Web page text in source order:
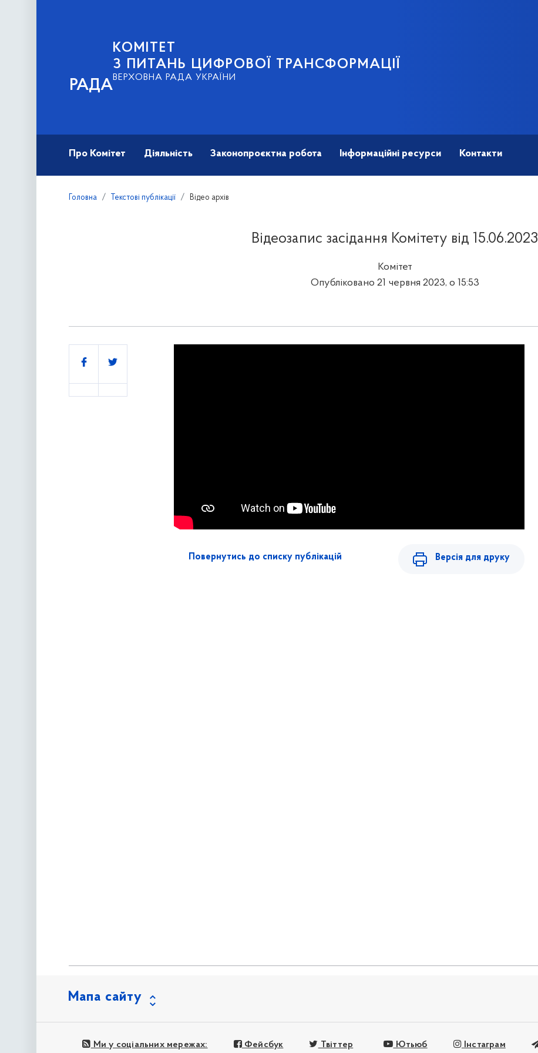
РАДА
КОМІТЕТ
З ПИТАНЬ ЦИФРОВОЇ ТРАНСФОРМАЦІЇ
ВЕРХОВНА РАДА УКРАЇНИ
Про Комітет Діяльність Законопроєктна робота Інформаційні ресурси Контакти
Головна Текстові публікації Відео архів
Відеозапис засідання Комітету від 15.06.2023
Комітет
Опубліковано 21 червня 2023, о 15:53
Поділитись
Повернутись до списку публікацій Версія для друку
Мапа сайту
Ми у соціальних мережах: Фейсбук Твіттер Ютьюб Інстаграм